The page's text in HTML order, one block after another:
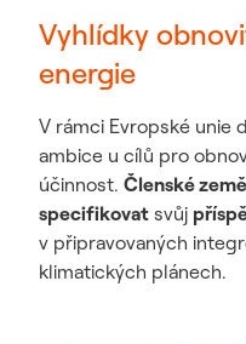
Vyhlídky
energie
V rámci Evropské unie
ambice u cílů pro
účinnost. Členské
specifikovat svůj
v připravovaných
klimatických plánech.